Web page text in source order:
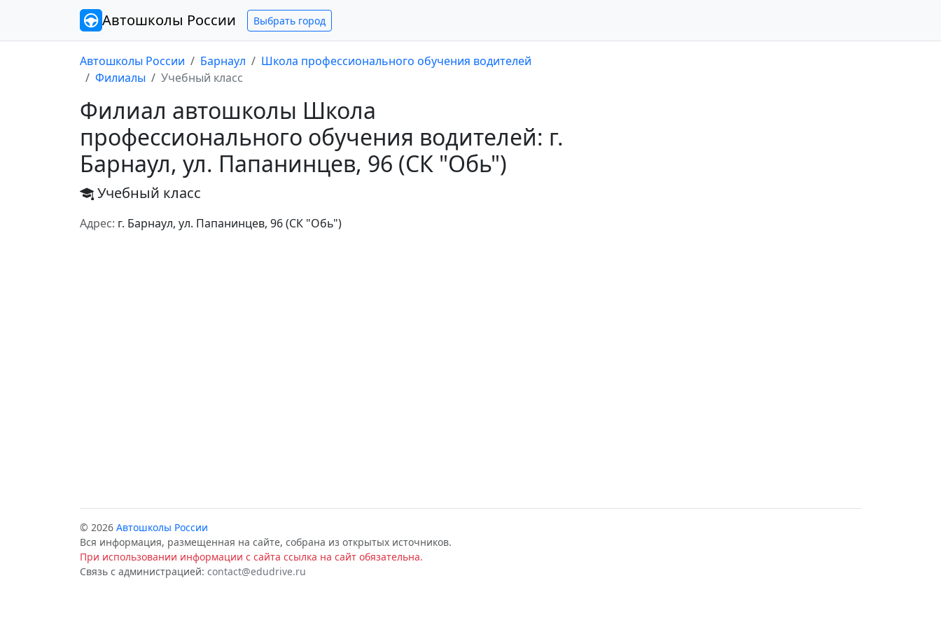
Автошколы России Выбрать город
Автошколы России Барнаул
Школа профессионального обучения водителей
Филиалы
Учебный класс
Филиал автошколы Школа
профессионального обучения водителей: г.
Барнаул, ул. Папанинцев, 96 (СК "Обь")
Учебный класс
Адрес: г. Барнаул, ул. Папанинцев, 96 (СК "Обь")
© 2026 Автошколы России
Вся информация, размещенная на сайте, собрана из открытых источников.
При использовании информации с сайта ссылка на сайт обязательна.
Связь с администрацией: contact@edudrive.ru